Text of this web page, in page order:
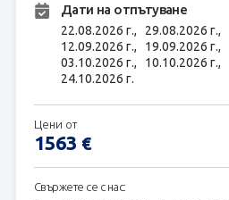
Дати на отпътуване
22.08.2026 г., 29.08.2026 г.,
12.09.2026 г., 19.09.2026 г.,
03.10.2026 г., 10.10.2026 г.,
24.10.2026 г.
Свържете се с нас:
Цени от
1563 €